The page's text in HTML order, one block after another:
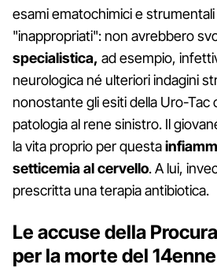
esami ematochimici e
"inappropriati": non avrebbero
specialistica, ad esempio,
neurologica né ulteriori indagini
nonostante gli esiti della Uro-
patologia al rene sinistro. Il
la vita proprio per questa
setticemia al cervello. A lui,
prescritta una terapia antibiotica.
Le accuse della
per la morte del